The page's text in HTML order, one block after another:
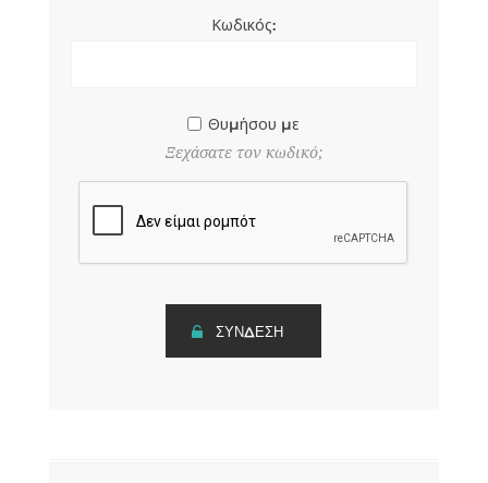
Κωδικός:
Θυμήσου με
Ξεχάσατε τον κωδικό;